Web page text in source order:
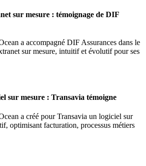
sur mesure : témoignage de DIF
a accompagné DIF Assurances dans le
sur mesure, intuitif et évolutif pour ses
sur mesure : Transavia témoigne
a créé pour Transavia un logiciel sur
optimisant facturation, processus métiers